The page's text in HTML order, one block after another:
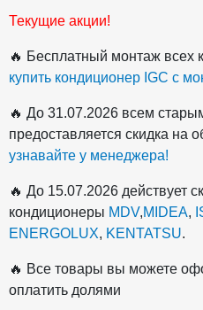
Текущие акции!
🔥 Бесплатный монтаж всех
купить кондиционер IGC с
🔥 До 31.07.2026 всем
предоставляется скидка на
узнавайте у менеджера!
🔥 До 15.07.2026 действует
кондиционеры MDV,MIDEA,
ENERGOLUX, KENTATSU.
🔥 Все товары вы можете
оплатить долями